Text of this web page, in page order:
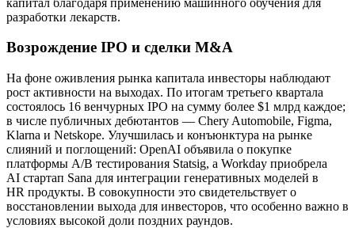
разработки лекарств.
Возрождение IPO и сделки M&A
На фоне оживления рынка капитала инвесторы наблюдают
рост активности на выходах. По итогам третьего квартала
состоялось 16 венчурных IPO на сумму более $1 млрд каждое;
в числе публичных дебютантов — Chery Automobile, Figma,
Klarna и Netskope. Улучшилась и конъюнктура на рынке
слияний и поглощений: OpenAI объявила о покупке
платформы A/B тестирования Statsig, а Workday приобрела
AI стартап Sana для интеграции генеративных моделей в
HR продукты. В совокупности это свидетельствует о
восстановлении выхода для инвесторов, что особенно важно в
условиях высокой доли поздних раундов.